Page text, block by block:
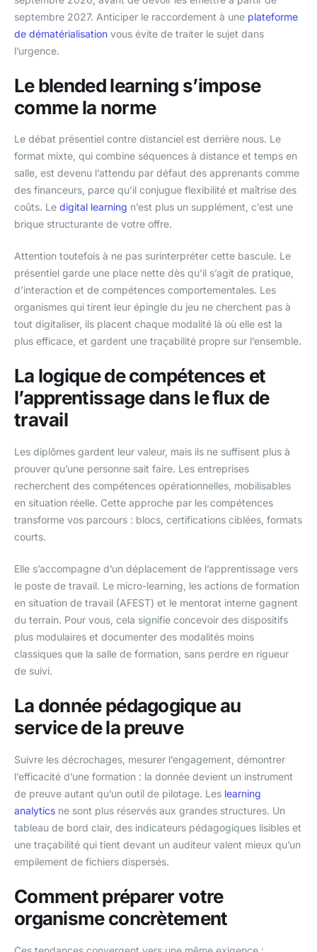
septembre 2027. Anticiper le raccordement à une plateforme
de dématérialisation vous évite de traiter le sujet dans
l’urgence.
Le blended learning s’impose
comme la norme
Le débat présentiel contre distanciel est derrière nous. Le
format mixte, qui combine séquences à distance et temps en
salle, est devenu l’attendu par défaut des apprenants comme
des financeurs, parce qu’il conjugue flexibilité et maîtrise des
coûts. Le digital learning n’est plus un supplément, c’est une
brique structurante de votre offre.
Attention toutefois à ne pas surinterpréter cette bascule. Le
présentiel garde une place nette dès qu’il s’agit de pratique,
d’interaction et de compétences comportementales. Les
organismes qui tirent leur épingle du jeu ne cherchent pas à
tout digitaliser, ils placent chaque modalité là où elle est la
plus efficace, et gardent une traçabilité propre sur l’ensemble.
La logique de compétences et
l’apprentissage dans le flux de
travail
Les diplômes gardent leur valeur, mais ils ne suffisent plus à
prouver qu’une personne sait faire. Les entreprises
recherchent des compétences opérationnelles, mobilisables
en situation réelle. Cette approche par les compétences
transforme vos parcours : blocs, certifications ciblées, formats
courts.
Elle s’accompagne d’un déplacement de l’apprentissage vers
le poste de travail. Le micro-learning, les actions de formation
en situation de travail (AFEST) et le mentorat interne gagnent
du terrain. Pour vous, cela signifie concevoir des dispositifs
plus modulaires et documenter des modalités moins
classiques que la salle de formation, sans perdre en rigueur
de suivi.
La donnée pédagogique au
service de la preuve
Suivre les décrochages, mesurer l’engagement, démontrer
l’efficacité d’une formation : la donnée devient un instrument
de preuve autant qu’un outil de pilotage. Les learning
analytics ne sont plus réservés aux grandes structures. Un
tableau de bord clair, des indicateurs pédagogiques lisibles et
une traçabilité qui tient devant un auditeur valent mieux qu’un
empilement de fichiers dispersés.
Comment préparer votre
organisme concrètement